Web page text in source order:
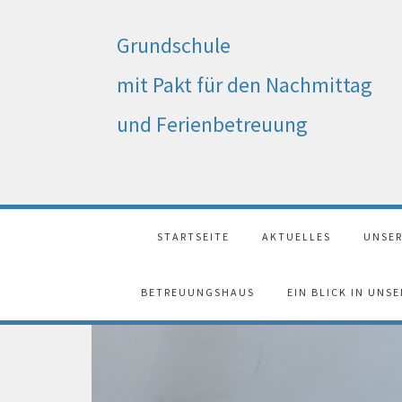
Grundschule
mit Pakt für den Nachmittag
und Ferienbetreuung
STARTSEITE AKTUELLES
BETREUUNGSHAUS EIN BLICK IN